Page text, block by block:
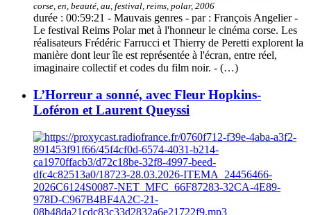
corse, en, beauté, au, festival, reims, polar, 2006
durée : 00:59:21 - Mauvais genres - par : François Angelier -
Le festival Reims Polar met à l'honneur le cinéma corse. Les
réalisateurs Frédéric Farrucci et Thierry de Peretti explorent la
manière dont leur île est représentée à l'écran, entre réel,
imaginaire collectif et codes du film noir. - (…)
L’Horreur a sonné, avec Fleur Hopkins-
Loféron et Laurent Queyssi